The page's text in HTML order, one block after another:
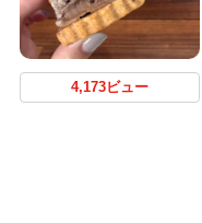
4,173ビュー